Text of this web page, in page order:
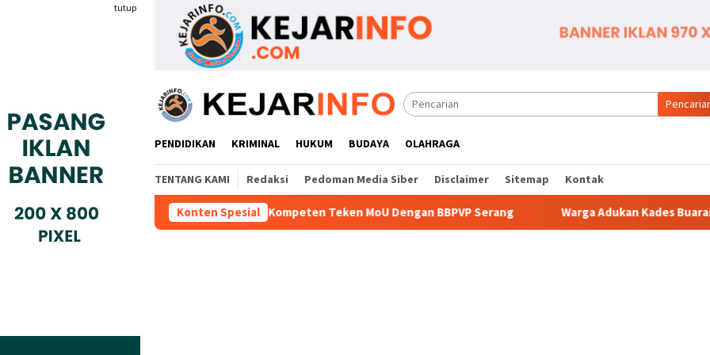
tutup
PENDIDIKAN KRIMINAL HUKUM BUDAYA OLAHRAGA
TENTANG KAMI Redaksi Pedoman Media Siber Disclaimer Sitemap Kontak
Konten Spesial
Gyokai Indonesia Kompeten Teken MoU Dengan BBPVP Serang Warga Adukan Kades Buaran Bambu Atas Dugaan